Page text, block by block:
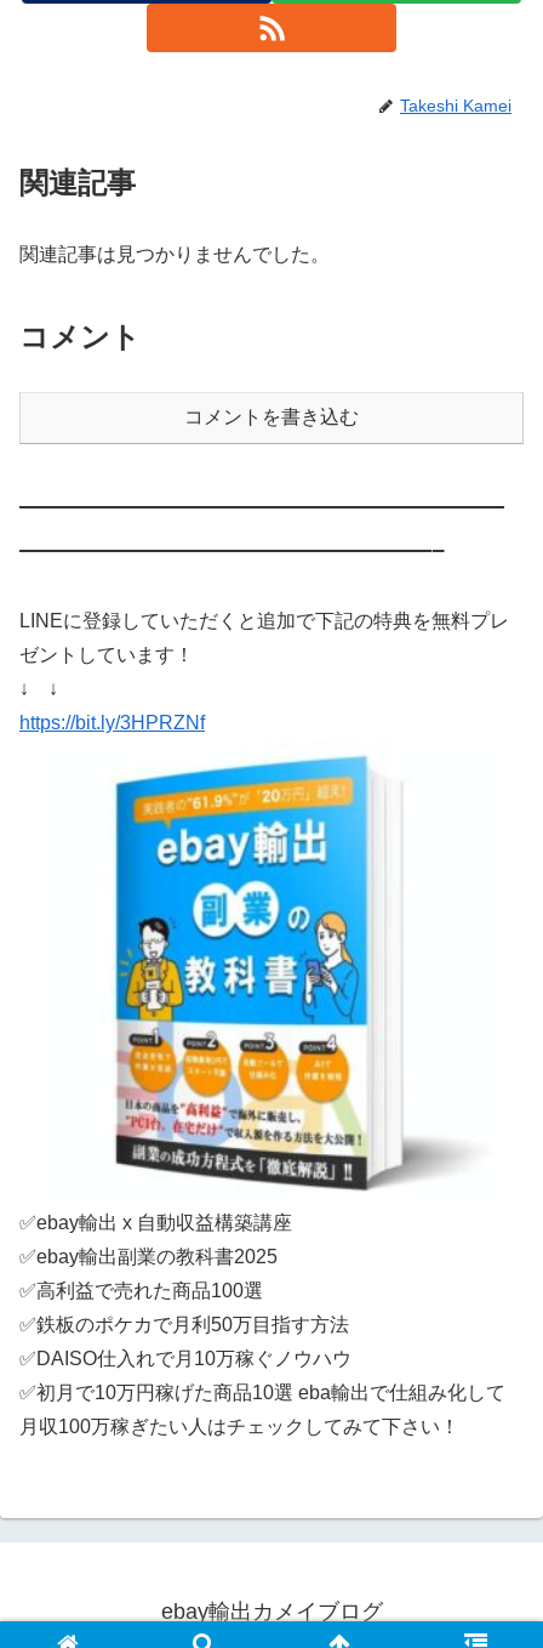
Takeshi Kamei
関連記事
関連記事は見つかりませんでした。
コメント
コメントを書き込む
————————————————————
—————————————————–
LINEに登録していただくと追加で下記の特典を無料プレ
ゼントしています！
↓ ↓
https://bit.ly/3HPRZNf
✅ebay輸出 x 自動収益構築講座
✅ebay輸出副業の教科書2025
✅高利益で売れた商品100選
✅鉄板のポケカで月利50万目指す方法
✅DAISO仕入れで月10万稼ぐノウハウ
✅初月で10万円稼げた商品10選 eba輸出で仕組み化して
月収100万稼ぎたい人はチェックしてみて下さい！
ebay輸出カメイブログ